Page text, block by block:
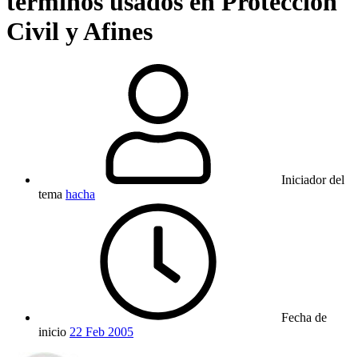
Civil y Afines
Iniciador del
tema hacha
Fecha de
inicio 22 Feb 2005